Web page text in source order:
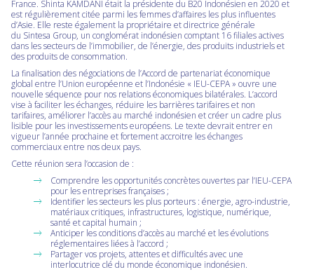
France. Shinta KAMDANI était la présidente du B20 Indonésien en 2020 et
est régulièrement citée parmi les femmes d’affaires les plus influentes
d’Asie. Elle reste également la propriétaire et directrice générale
du Sintesa Group, un conglomérat indonésien comptant 16 filiales actives
dans les secteurs de l’immobilier, de l’énergie, des produits industriels et
des produits de consommation.
La finalisation des négociations de l’Accord de partenariat économique
global entre l’Union européenne et l’Indonésie « IEU-CEPA » ouvre une
nouvelle séquence pour nos relations économiques bilatérales. L’accord
vise à faciliter les échanges, réduire les barrières tarifaires et non
tarifaires, améliorer l’accès au marché indonésien et créer un cadre plus
lisible pour les investissements européens. Le texte devrait entrer en
vigueur l’année prochaine et fortement accroitre les échanges
commerciaux entre nos deux pays.
Cette réunion sera l’occasion de :
Comprendre les opportunités concrètes ouvertes par l’IEU-CEPA
pour les entreprises françaises ;
Identifier les secteurs les plus porteurs : énergie, agro-industrie,
matériaux critiques, infrastructures, logistique, numérique,
santé et capital humain ;
Anticiper les conditions d’accès au marché et les évolutions
réglementaires liées à l’accord ;
Partager vos projets, attentes et difficultés avec une
interlocutrice clé du monde économique indonésien.